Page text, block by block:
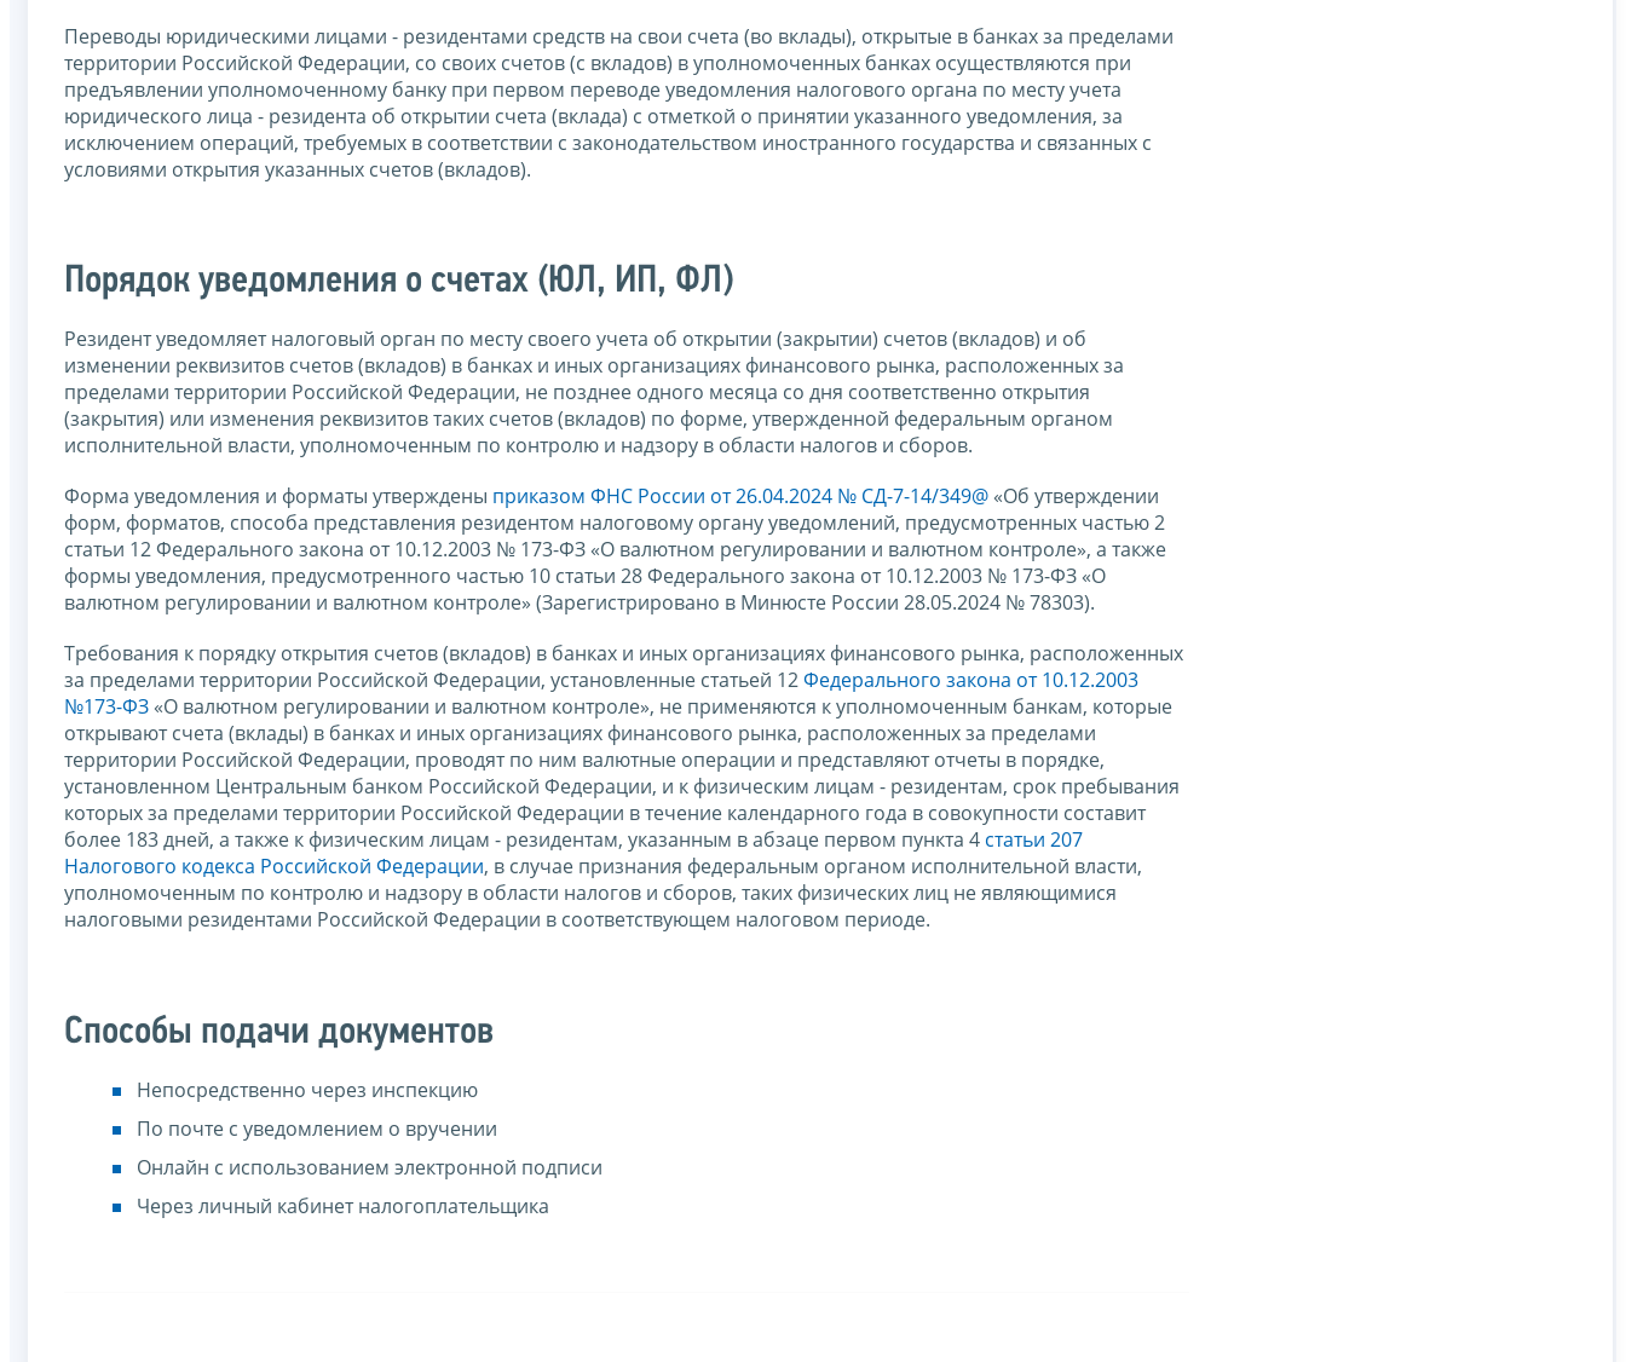
Переводы юридическими лицами - резидентами средств на свои счета (во вклады), открытые в банках за пределами
территории Российской Федерации, со своих счетов (с вкладов) в уполномоченных банках осуществляются при
предъявлении уполномоченному банку при первом переводе уведомления налогового органа по месту учета
юридического лица - резидента об открытии счета (вклада) с отметкой о принятии указанного уведомления, за
исключением операций, требуемых в соответствии с законодательством иностранного государства и связанных с
условиями открытия указанных счетов (вкладов).
Порядок уведомления о счетах (ЮЛ, ИП, ФЛ)
Резидент уведомляет налоговый орган по месту своего учета об открытии (закрытии) счетов (вкладов) и об
изменении реквизитов счетов (вкладов) в банках и иных организациях финансового рынка, расположенных за
пределами территории Российской Федерации, не позднее одного месяца со дня соответственно открытия
(закрытия) или изменения реквизитов таких счетов (вкладов) по форме, утвержденной федеральным органом
исполнительной власти, уполномоченным по контролю и надзору в области налогов и сборов.
Форма уведомления и форматы утверждены приказом ФНС России от 26.04.2024 № СД-7-14/349@ «Об утверждении
форм, форматов, способа представления резидентом налоговому органу уведомлений, предусмотренных частью 2
статьи 12 Федерального закона от 10.12.2003 № 173-ФЗ «О валютном регулировании и валютном контроле», а также
формы уведомления, предусмотренного частью 10 статьи 28 Федерального закона от 10.12.2003 № 173-ФЗ «О
валютном регулировании и валютном контроле» (Зарегистрировано в Минюсте России 28.05.2024 № 78303).
Требования к порядку открытия счетов (вкладов) в банках и иных организациях финансового рынка, расположенных
за пределами территории Российской Федерации, установленные статьей 12Федерального закона от 10.12.2003
№173-ФЗ «О валютном регулировании и валютном контроле», не применяются к уполномоченным банкам, которые
открывают счета (вклады) в банках и иных организациях финансового рынка, расположенных за пределами
территории Российской Федерации, проводят по ним валютные операции и представляют отчеты в порядке,
установленном Центральным банком Российской Федерации, и к физическим лицам - резидентам, срок пребывания
которых за пределами территории Российской Федерации в течение календарного года в совокупности составит
более 183 дней, а также к физическим лицам - резидентам, указанным в абзаце первом пункта 4 статьи 207
Налогового кодекса Российской Федерации, в случае признания федеральным органом исполнительной власти,
уполномоченным по контролю и надзору в области налогов и сборов, таких физических лиц не являющимися
налоговыми резидентами Российской Федерации в соответствующем налоговом периоде.
Способы подачи документов
Непосредственно через инспекцию
По почте с уведомлением о вручении
Онлайн с использованием электронной подписи
Через личный кабинет налогоплательщика